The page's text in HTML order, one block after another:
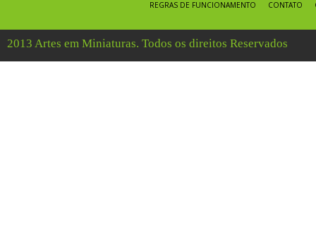
REGRAS DE FUNCIONAMENTO CONTATO
2013 Artes em Miniaturas. Todos os direitos Reservados